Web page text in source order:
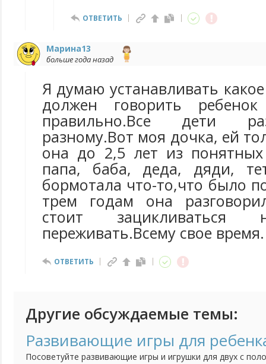
ОТВЕТИТЬ
Марина13
больше года назад
Я думаю устанавливать
должен говорить
правильно.Все дети
разному.Вот моя дочка, ей
она до 2,5 лет из
папа, баба, деда, дяди,
бормотала что-то,что было
трем годам она
стоит
переживать.Всему свое время.
ОТВЕТИТЬ
Другие обсуждаемые темы:
Развивающие игры для
Посоветуйте развивающие игры и игрушки для двух с